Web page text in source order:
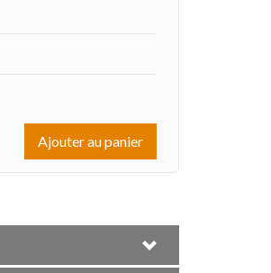
Ajouter au panier